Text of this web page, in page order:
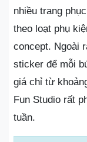
nhiều trang
theo loạt phụ
concept. Ngoài
sticker để mỗi
giá chỉ từ
Fun Studio rất
tuần.